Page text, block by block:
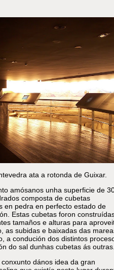
ata a rotonda de Guixar.
amósanos unha superficie de
composta de cubetas
en pedra en perfecto estado de
Estas cubetas foron
tamaños e alturas para
as subidas e baixadas das
a condución dos distintos
do sal dunhas cubetas ás
conxunto dános idea da gran